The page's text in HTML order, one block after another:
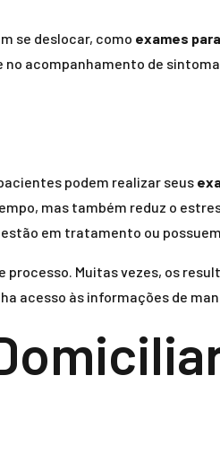
se deslocar, como exames
no acompanhamento de
podem realizar seus
mas também reduz o
em tratamento ou
Muitas vezes, os
acesso às informações de